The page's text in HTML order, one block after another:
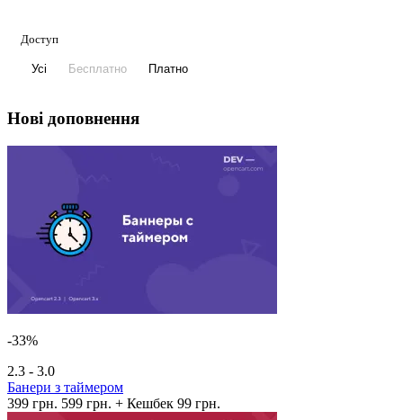
Доступ
Усі Бесплатно Платно
Нові доповнення
-33%
2.3 - 3.0
Банери з таймером
399 грн. 599 грн. + Кешбек 99 грн.